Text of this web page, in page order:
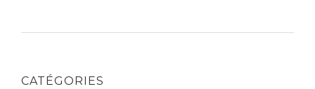
CATÉGORIES